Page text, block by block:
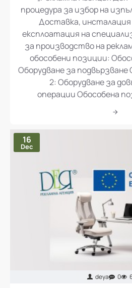
„Рекламна Агенция
процедура за избор на
Доставка, инсталация
експлоатация на
за производство на
обособени позиции:
Оборудване за подвързване
2: Оборудване за
операции Обособена
16
Dec